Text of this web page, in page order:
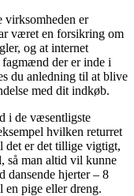
er
været en forsikring om
og at internet
der er inde i
du anledning til at blive
med dit indkøb.
i de væsentligste
hvilken returret
det er det tillige vigtigt,
så man altid vil kunne
dansende hjerter – 8
pige eller dreng.